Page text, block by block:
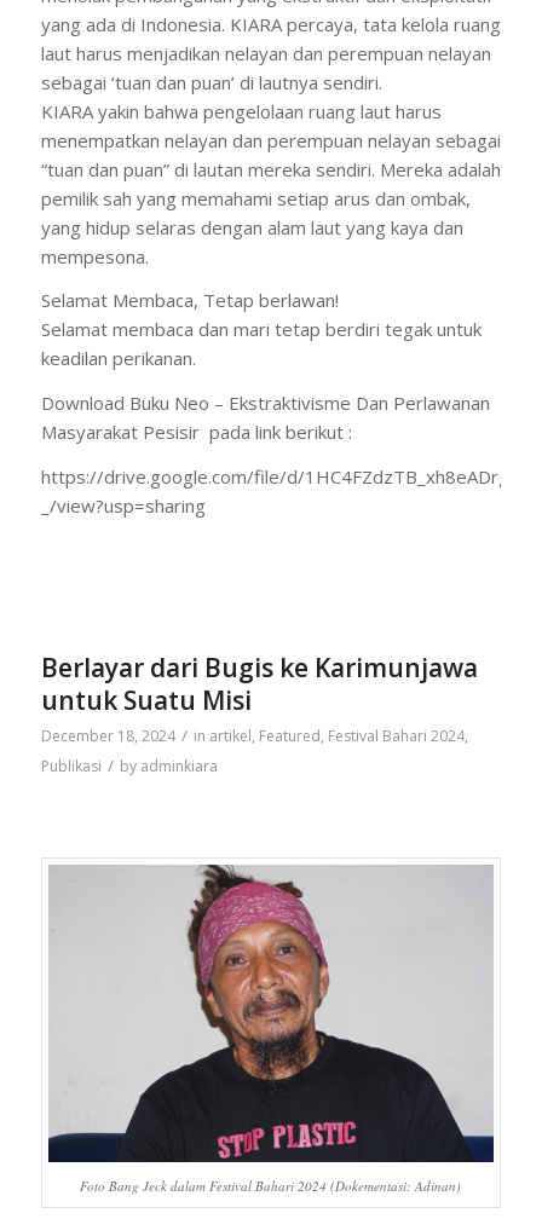
yang ada di Indonesia. KIARA percaya, tata kelola ruang
laut harus menjadikan nelayan dan perempuan nelayan
sebagai ‘tuan dan puan’ di lautnya sendiri.
KIARA yakin bahwa pengelolaan ruang laut harus
menempatkan nelayan dan perempuan nelayan sebagai
“tuan dan puan” di lautan mereka sendiri. Mereka adalah
pemilik sah yang memahami setiap arus dan ombak,
yang hidup selaras dengan alam laut yang kaya dan
mempesona.
Selamat Membaca, Tetap berlawan!
Selamat membaca dan mari tetap berdiri tegak untuk
keadilan perikanan.
Download Buku Neo – Ekstraktivisme Dan Perlawanan
Masyarakat Pesisir pada link berikut :
https://drive.google.com/file/d/
_/view?usp=sharing
Berlayar dari Bugis ke Karimunjawa
untuk Suatu Misi
December 18, 2024 / in artikel, Featured, Festival Bahari 2024,
Publikasi / by adminkiara
Foto Bang Jeck dalam Festival Bahari 2024 (Dokementasi: Adinan)